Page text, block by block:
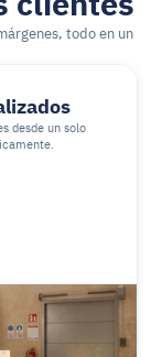
todo en un
desde un solo